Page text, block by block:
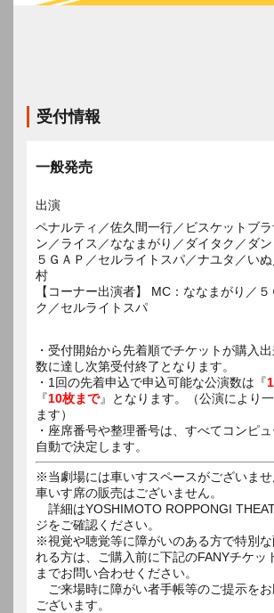
受付情報
一般発売
出演
ペナルティ／佐久間一行／ビスケットブ
ン／ライス／ななまがり／ダイタク／ダ
５ＧＡＰ／セルライトスパ／ナユタ／い
村
【コーナー出演者】 MC：ななまがり／
ク／セルライトスパ
・受付開始から先着順でチケットが購入
数に達し次第受付終了となります。
・1回の先着申込で申込可能な公演数は『
『10枚まで』となります。（公演により
ます）
・座席番号や整理番号は、すべてコンピ
自動で決定します。
※当劇場には車いすスペースがございませ
車いす席の販売はございません。
詳細はYOSHIMOTO ROPPONGI
ジをご確認ください。
※視覚や聴覚等に障がいのある方で特別な
れる方は、ご購入前に下記のFANYチケッ
までお問い合わせください。
ご来場時に障がい者手帳等のご提示を
ございます。